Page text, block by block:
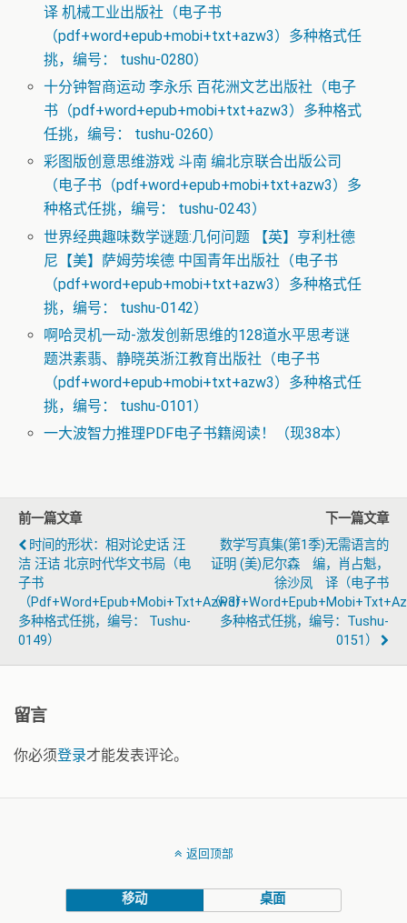
译 机械工业出版社（电子书
（pdf+word+epub+mobi+txt+azw3）多种格式任
挑，编号： tushu-0280）
十分钟智商运动 李永乐 百花洲文艺出版社（电子
书（pdf+word+epub+mobi+txt+azw3）多种格式
任挑，编号： tushu-0260）
彩图版创意思维游戏 斗南 编北京联合出版公司
（电子书（pdf+word+epub+mobi+txt+azw3）多
种格式任挑，编号： tushu-0243）
世界经典趣味数学谜题:几何问题 【英】亨利杜德
尼【美】萨姆劳埃德 中国青年出版社（电子书
（pdf+word+epub+mobi+txt+azw3）多种格式任
挑，编号： tushu-0142）
啊哈灵机一动-激发创新思维的128道水平思考谜
题洪素翡、静晓英浙江教育出版社（电子书
（pdf+word+epub+mobi+txt+azw3）多种格式任
挑，编号： tushu-0101）
一大波智力推理PDF电子书籍阅读！（现38本）
前一篇文章
时间的形状：相对论史话 汪
洁 汪诘 北京时代华文书局（电
子书
（pdf+word+epub+mobi+txt+azw3）
多种格式任挑，编号： Tushu-
0149）
下一篇文章
数学写真集(第1季)无需语言的
证明 (美)尼尔森 编，肖占魁，
徐沙凤 译（电子书
（
多种格式任挑，编号：tushu-
0151）
留言
你必须登录才能发表评论。
返回顶部
移动 桌面